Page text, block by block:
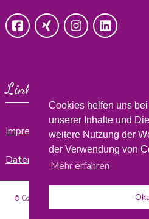
Cookies helfen uns
unserer Inhalte und
weitere Nutzung der
der Verwendung von
Mehr erfahren
Links
Impressum
Datenschutzerklärung
© Copyright 2026 develop yourself by
Coach | Entwickelt vonBlossom